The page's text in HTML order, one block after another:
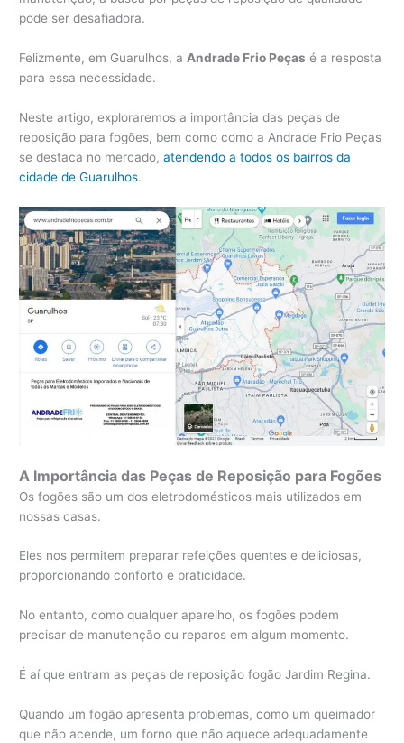
pode ser desafiadora.
Felizmente, em Guarulhos, a Andrade Frio Peças é a resposta
para essa necessidade.
Neste artigo, exploraremos a importância das peças de
reposição para fogões, bem como como a Andrade Frio Peças
se destaca no mercado,atendendo a todos os bairros da
cidade de Guarulhos.
A Importância das Peças de Reposição para Fogões
Os fogões são um dos eletrodomésticos mais utilizados em
nossas casas.
Eles nos permitem preparar refeições quentes e deliciosas,
proporcionando conforto e praticidade.
No entanto, como qualquer aparelho, os fogões podem
precisar de manutenção ou reparos em algum momento.
É aí que entram as peças de reposição fogão Jardim Regina.
Quando um fogão apresenta problemas, como um queimador
que não acende, um forno que não aquece adequadamente